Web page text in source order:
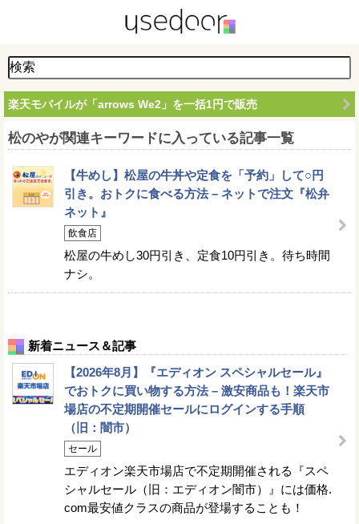
楽天モバイルが「arrows We2」を一括1円で販売
松のやが関連キーワードに入っている記事一覧
【牛めし】松屋の牛丼や定食を「予約」して○円
引き。おトクに食べる方法 – ネットで注文『松弁
ネット』
飲食店
松屋の牛めし30円引き、定食10円引き。待ち時間
ナシ。
新着ニュース＆記事
【2026年8月】『エディオン スペシャルセール』
でおトクに買い物する方法 – 激安商品も！楽天市
場店の不定期開催セールにログインする手順
（旧：闇市）
セール
エディオン楽天市場店で不定期開催される『スペ
シャルセール（旧：エディオン闇市）』には価格.
com最安値クラスの商品が登場することも！